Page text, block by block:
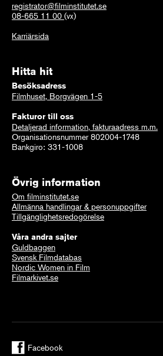
registrator@filminstitutet.se
08-665 11 00 (vx)
Karriärsida
Hitta hit
Besöksadress
Filmhuset, Borgvägen 1-5
Fakturor till oss
Detaljerad information, fakturaadress m.m.
Organisationsnummer 802004-1748
Bankgiro: 331-1008
Övrig information
Om filminstitutet.se
Allmänna handlingar & personuppgifter
Tillgänglighetsredogörelse
Våra andra sajter
Guldbaggen
Svensk Filmdatabas
Nordic Women in Film
Filmarkivet.se
Facebook